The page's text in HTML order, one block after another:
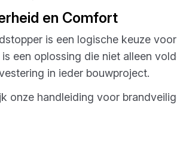
en Comfort
is een logische keuze
een oplossing die niet alleen
in ieder bouwproject.
onze handleiding voor